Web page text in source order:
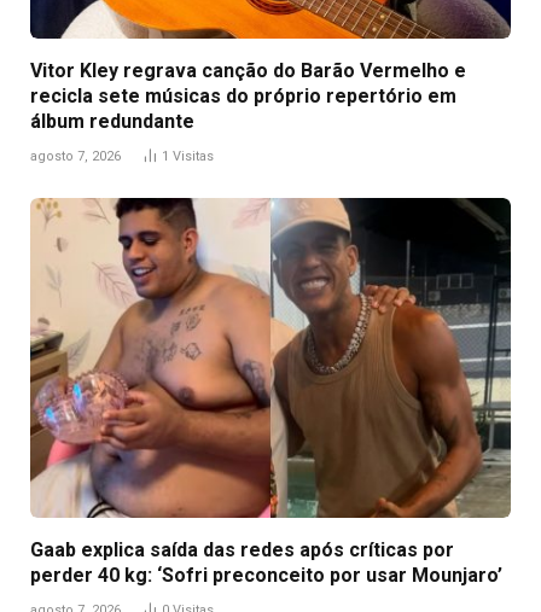
Vitor Kley regrava canção do Barão Vermelho e
recicla sete músicas do próprio repertório em
álbum redundante
agosto 7, 2026 1 Visitas
Gaab explica saída das redes após críticas por
perder 40 kg: ‘Sofri preconceito por usar Mounjaro’